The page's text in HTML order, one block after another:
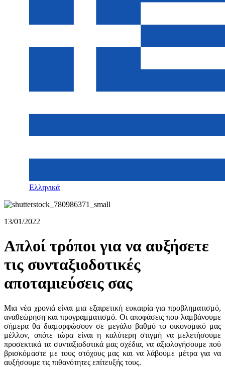
Ελληνικά
13/01/2022
Απλοί τρόποι για να αυξήσετε
τις συνταξιοδοτικές
αποταμιεύσεις σας
Μια νέα χρονιά είναι μια εξαιρετική ευκαιρία για προβληματισμό,
αναθεώρηση και προγραμματισμό. Οι αποφάσεις που λαμβάνουμε
σήμερα θα διαμορφώσουν σε μεγάλο βαθμό το οικονομικό μας
μέλλον, οπότε τώρα είναι η καλύτερη στιγμή να μελετήσουμε
προσεκτικά τα συνταξιοδοτικά μας σχέδια, να αξιολογήσουμε πού
βρισκόμαστε με τους στόχους μας και να λάβουμε μέτρα για να
αυξήσουμε τις πιθανότητες επίτευξής τους.